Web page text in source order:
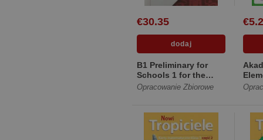
€30.35
B1 Preliminary for
Schools 1 for the
Revised 2020 Exam
Opracowanie Zbiorowe